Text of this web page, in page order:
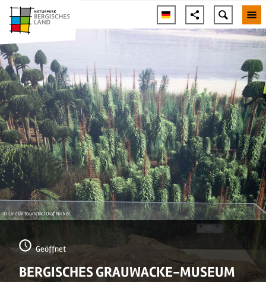
© Lindlar Touristik/Olaf Nickel
Geöffnet
BERGISCHES GRAUWACKE-MUSEUM